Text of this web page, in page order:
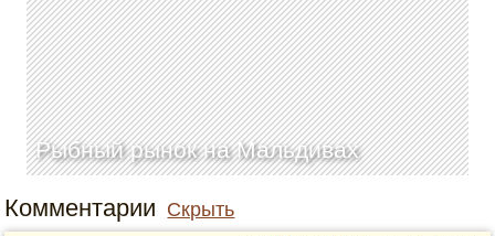
Рыбный рынок на Мальдивах
Комментарии Скрыть